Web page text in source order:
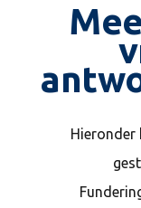
Hieronder